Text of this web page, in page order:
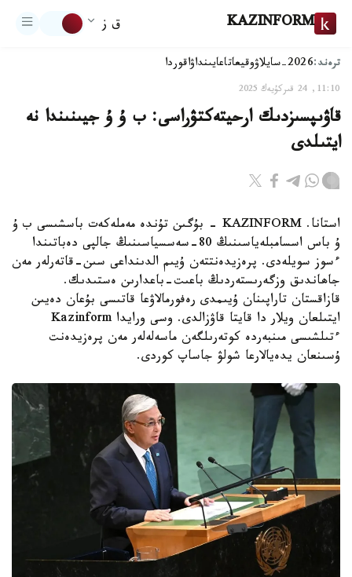
KAZINFORM ق ز
ترەند:2026-سايلاۋ وقيعاتاعايىنداۋاقوردا
11:10, 24 قىركۇيەك 2025
قاۋىپسىزدىك ارحيتەكتۋراسى: ب ۇ ۇ جيىنىندا نە
ايتىلدى
استانا. KAZINFORM - بۇگىن تۇندە مەملەكەت باسشىسى ب ۇ
ۇ باس اسسامبلەياسىنىڭ 80-سەسسياسىنىڭ جالپى دەباتىندا
ءسوز سويلەدى. پرەزيدەنتتەن ۇيىم الدىنداعى سىن-قاتەرلەر مەن
جاھاندىق وزگەرىستەردىڭ باعىت-باعدارىن ەستىدىك.
قازاقستان تاراپىنان ۇيىمدى رەفورمالاۋعا قاتىسى بۇعان دەيىن
ايتىلعان ويلار دا قايتا قاۋزالدى. وسى ورايدا Kazinform
ءتىلشىسى مىنبەردە كوتەرىلگەن ماسەلەلەر مەن پرەزيدەنت
ۇسىنعان يدەيالارعا شولۋ جاساپ كوردى.